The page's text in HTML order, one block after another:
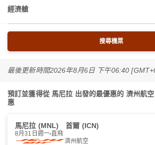
經濟艙
搜尋機票
最後更新時間2026年8月6日 下午06:40
預訂並獲得從 馬尼拉 出發的最優惠的 濟州航
惠
馬尼拉 (MNL) 首爾 (ICN)
8月31日週一 直飛
濟州航空